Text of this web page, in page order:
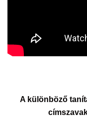
A különböző